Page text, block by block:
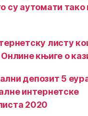
су аутомати тако
листу
књиге о
депозит 5
интернетске
2020